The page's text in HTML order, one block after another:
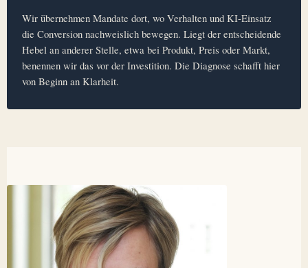
Wir übernehmen Mandate dort, wo Verhalten und KI-Einsatz
die Conversion nachweislich bewegen. Liegt der entscheidende
Hebel an anderer Stelle, etwa bei Produkt, Preis oder Markt,
benennen wir das vor der Investition. Die Diagnose schafft hier
von Beginn an Klarheit.